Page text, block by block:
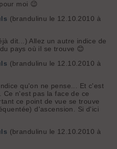
moi 😉
(brandulinu le 12.10.2010 à
dit...) Allez un autre indice de
pays où il se trouve 😊
(brandulinu le 12.10.2010 à
qu'on ne pense... Et c'est
Ce n'est pas la face de ce
ce point de vue se trouve
d'ascension. Si d'ici
(brandulinu le 12.10.2010 à